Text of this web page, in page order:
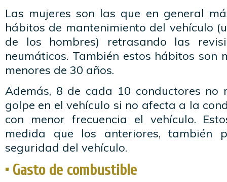
Las mujeres son las que en general
hábitos de mantenimiento del vehículo
de los hombres) retrasando las
neumáticos. También estos hábitos son
menores de 30 años.
Además, 8 de cada 10 conductores no
golpe en el vehículo si no afecta a la
con menor frecuencia el vehículo.
medida que los anteriores, también
seguridad del vehículo.
• Gasto de combustible